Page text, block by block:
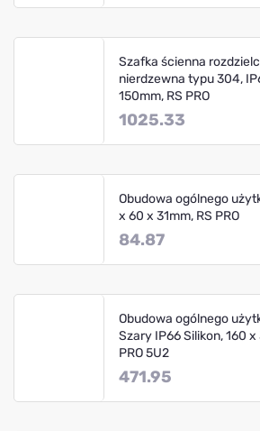
Szafka ścienna
nierdzewna typu 304,
150mm, RS PRO
1025.33
Obudowa ogólnego
x 60 x 31mm, RS PRO
84.87
Obudowa ogólnego
Szary IP66 Silikon, 160
PRO 5U2
471.95